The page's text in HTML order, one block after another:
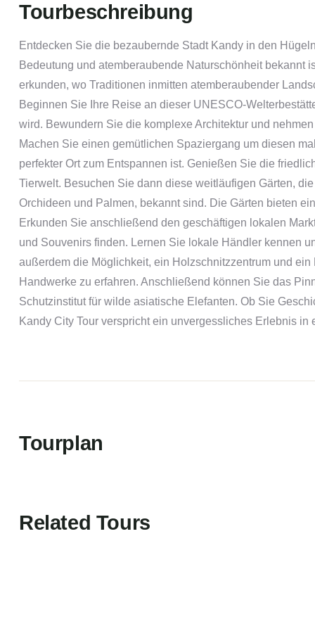
Tourbeschreibung
Entdecken Sie die bezaubernde Stadt Kandy in den
Bedeutung und atemberaubende Naturschönheit bekannt
erkunden, wo Traditionen inmitten atemberaubender
Beginnen Sie Ihre Reise an dieser UNESCO-
wird. Bewundern Sie die komplexe Architektur und
Machen Sie einen gemütlichen Spaziergang um diesen
perfekter Ort zum Entspannen ist. Genießen Sie die
Tierwelt. Besuchen Sie dann diese weitläufigen Gärten,
Orchideen und Palmen, bekannt sind. Die Gärten bieten
Erkunden Sie anschließend den geschäftigen lokalen
und Souvenirs finden. Lernen Sie lokale Händler kennen
außerdem die Möglichkeit, ein Holzschnitzzentrum und
Handwerke zu erfahren. Anschließend können Sie das
Schutzinstitut für wilde asiatische Elefanten. Ob Sie
Kandy City Tour verspricht ein unvergessliches Erlebnis
Tourplan
Related Tours